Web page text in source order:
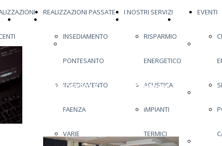
REALIZZAZIONI PASSATE
INSEDIAMENTO
PONTESANTO
INSEDIAMENTO
FAENZA
VARIE
I NOSTRI SERVIZI
RISPARMIO
ENERGETICO
ACUSTICA
IMPIANTI
TERMICI
EVENTI
POMPE DI
CALORE
23/05/2015 - Hotel Olimpia -